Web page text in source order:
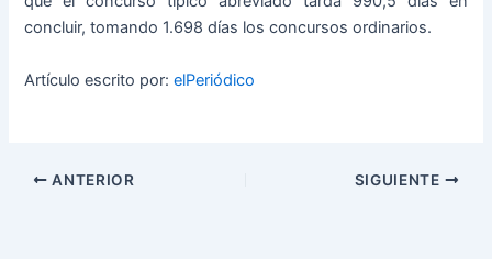
concluir, tomando 1.698 días los concursos ordinarios.
Artículo escrito por:elPeriódico
ANTERIOR SIGUIENTE